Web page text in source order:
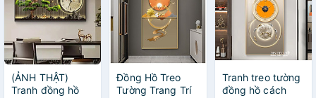
(ẢNH THẬT)
Tranh đồng hồ
Đồng Hồ Treo
Tường Trang Trí
Tranh treo tường
đồng hồ cách